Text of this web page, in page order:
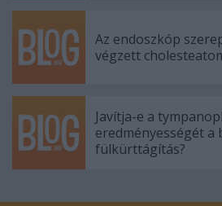
Az endoszkóp
végzett
Javítja-e a
eredményességét a
fülkürttágítás?